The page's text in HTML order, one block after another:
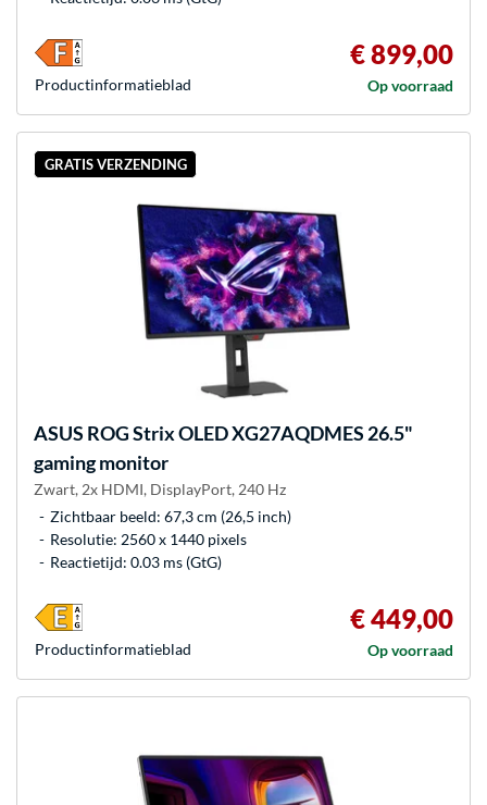
€ 899,00
Op voorraad
Product­informatieblad
GRATIS VERZENDING
ASUS ROG Strix OLED XG27AQDMES 26.5"
gaming monitor
Zwart, 2x HDMI, DisplayPort, 240 Hz
Zichtbaar beeld: 67,3 cm (26,5 inch)
Resolutie: 2560 x 1440 pixels
Reactietijd: 0.03 ms (GtG)
€ 449,00
Op voorraad
Product­informatieblad